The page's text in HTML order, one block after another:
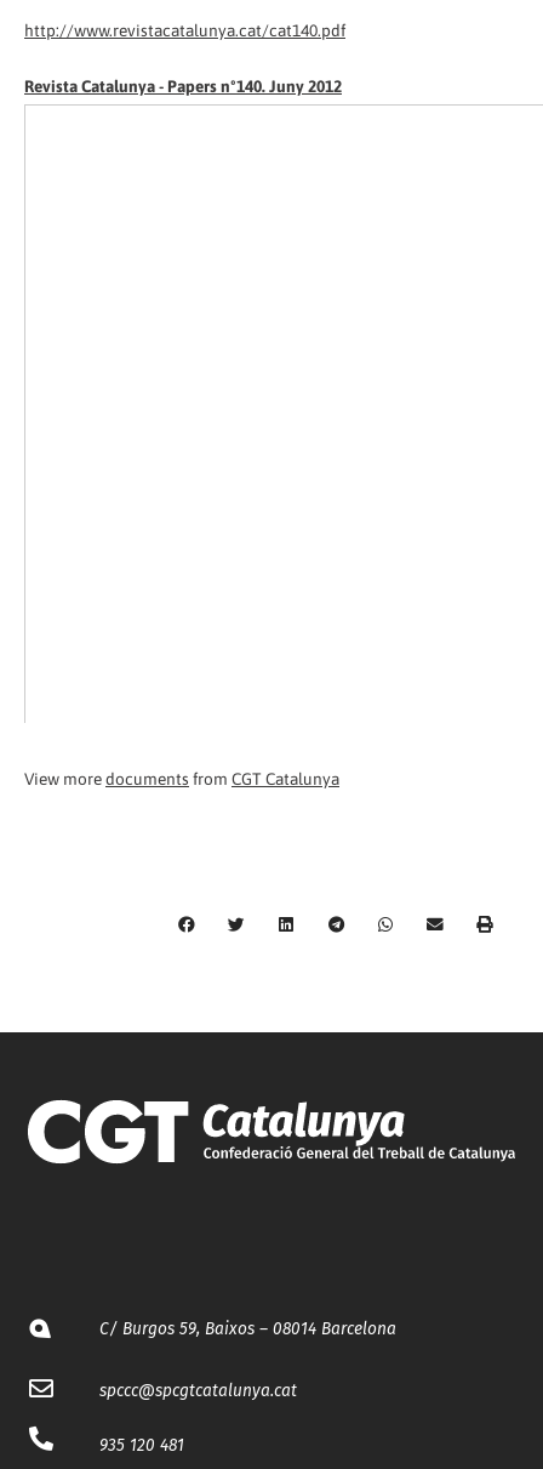
http://www.revistacatalunya.cat/cat140.pdf
Revista Catalunya - Papers nº140. Juny 2012
View moredocuments from CGT Catalunya
C/ Burgos 59, Baixos – 08014 Barcelona
spccc@spcgtcatalunya.cat
935 120 481